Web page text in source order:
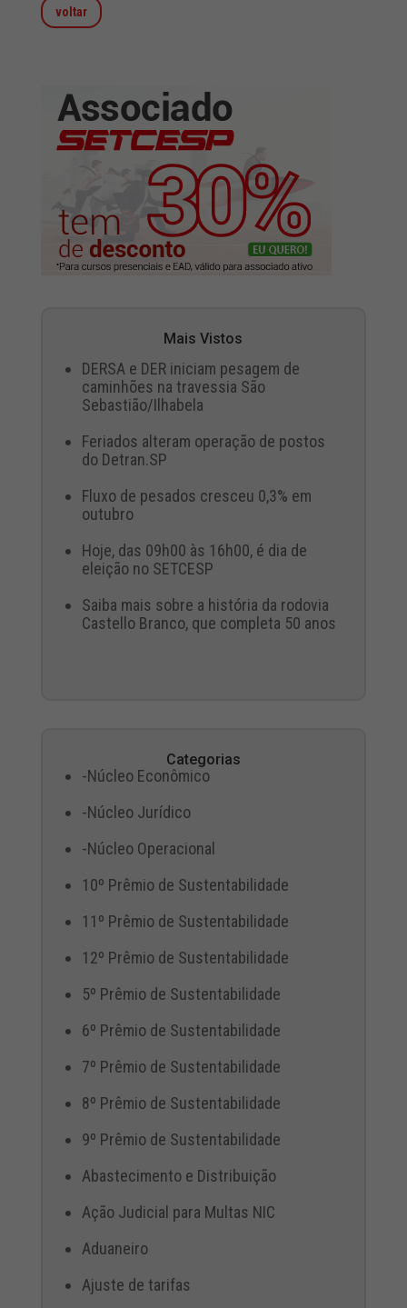
voltar
Mais Vistos
DERSA e DER iniciam pesagem de
caminhões na travessia São
Sebastião/Ilhabela
Feriados alteram operação de postos
do Detran.SP
Fluxo de pesados cresceu 0,3% em
outubro
Hoje, das 09h00 às 16h00, é dia de
eleição no SETCESP
Saiba mais sobre a história da rodovia
Castello Branco, que completa 50 anos
Categorias
-Núcleo Econômico
-Núcleo Jurídico
-Núcleo Operacional
10º Prêmio de Sustentabilidade
11º Prêmio de Sustentabilidade
12º Prêmio de Sustentabilidade
5º Prêmio de Sustentabilidade
6º Prêmio de Sustentabilidade
7º Prêmio de Sustentabilidade
8º Prêmio de Sustentabilidade
9º Prêmio de Sustentabilidade
Abastecimento e Distribuição
Ação Judicial para Multas NIC
Aduaneiro
Ajuste de tarifas